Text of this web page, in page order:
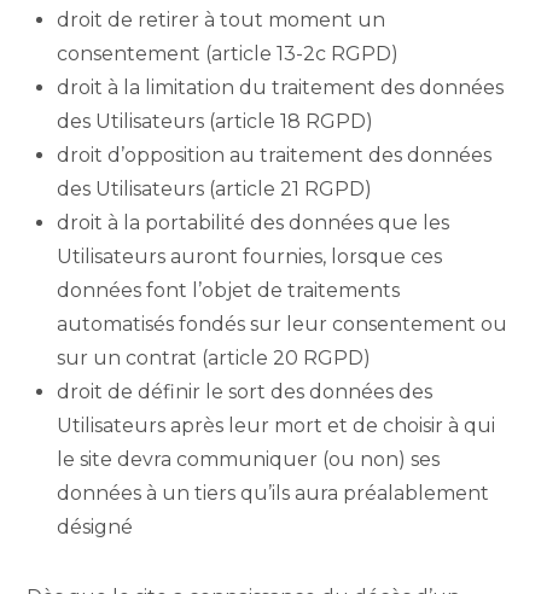
droit de retirer à tout moment un
consentement (article 13-2c RGPD)
droit à la limitation du traitement des données
des Utilisateurs (article 18 RGPD)
droit d’opposition au traitement des données
des Utilisateurs (article 21 RGPD)
droit à la portabilité des données que les
Utilisateurs auront fournies, lorsque ces
données font l’objet de traitements
automatisés fondés sur leur consentement ou
sur un contrat (article 20 RGPD)
droit de définir le sort des données des
Utilisateurs après leur mort et de choisir à qui
le site devra communiquer (ou non) ses
données à un tiers qu’ils aura préalablement
désigné